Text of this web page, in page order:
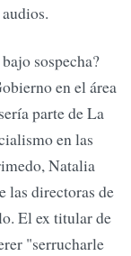
sospecha?
en el área
parte de La
en las
Natalia
las directoras de
El ex titular de
"serrucharle